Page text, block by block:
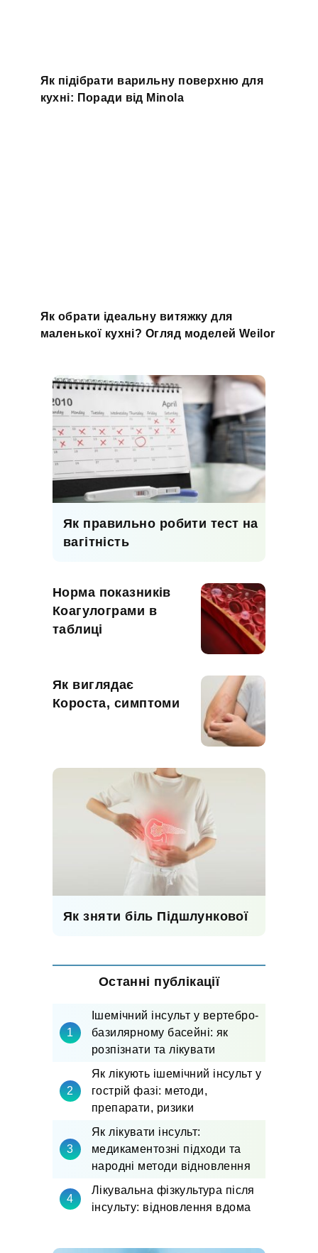
Як підібрати варильну поверхню для
кухні: Поради від Minola
Як обрати ідеальну витяжку для
маленької кухні? Огляд моделей Weilor
Як правильно робити тест на
вагітність
Норма показників
Коагулограми в
таблиці
Як виглядає
Короста, симптоми
Як зняти біль Підшлункової
Останні публікації
Ішемічний інсульт у вертебро-
базилярному басейні: як
розпізнати та лікувати
Як лікують ішемічний інсульт у
гострій фазі: методи,
препарати, ризики
Як лікувати інсульт:
медикаментозні підходи та
народні методи відновлення
Лікувальна фізкультура після
інсульту: відновлення вдома